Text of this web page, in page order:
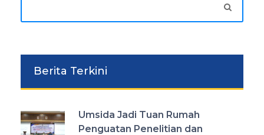
Berita Terkini
Umsida Jadi Tuan Rumah
Penguatan Penelitian dan